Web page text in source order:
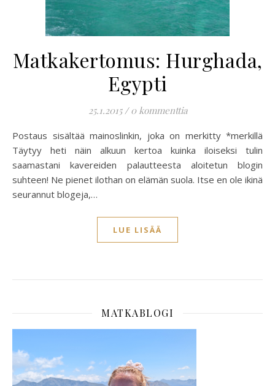
Matkakertomus: Hurghada,
Egypti
25.1.2015 / 0 kommenttia
Postaus sisältää mainoslinkin, joka on merkitty *merkillä
Täytyy heti näin alkuun kertoa kuinka iloiseksi tulin
saamastani kavereiden palautteesta aloitetun blogin
suhteen! Ne pienet ilothan on elämän suola. Itse en ole ikinä
seurannut blogeja,…
LUE LISÄÄ
MATKABLOGI